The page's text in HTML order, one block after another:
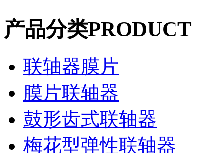
产品分类PRODUCT
联轴器膜片
膜片联轴器
鼓形齿式联轴器
梅花型弹性联轴器